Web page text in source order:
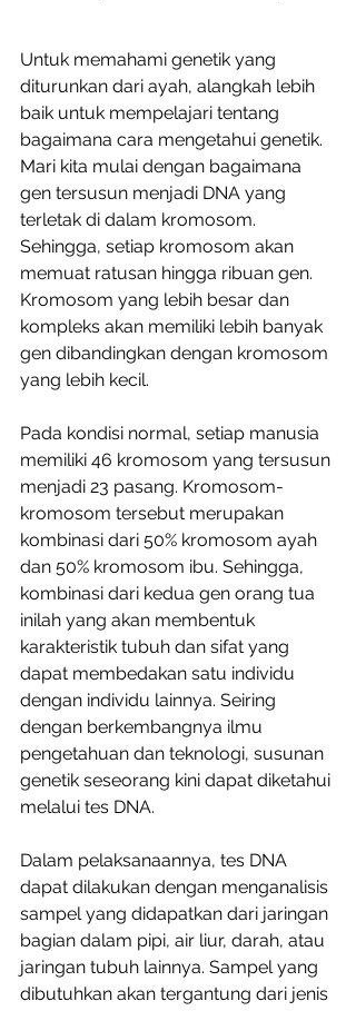
Untuk memahami genetik yang
diturunkan dari ayah, alangkah lebih
baik untuk mempelajari tentang
bagaimana cara mengetahui genetik.
Mari kita mulai dengan bagaimana
gen tersusun menjadi DNA yang
terletak di dalam kromosom.
Sehingga, setiap kromosom akan
memuat ratusan hingga ribuan gen.
Kromosom yang lebih besar dan
kompleks akan memiliki lebih banyak
gen dibandingkan dengan kromosom
yang lebih kecil.
Pada kondisi normal, setiap manusia
memiliki 46 kromosom yang tersusun
menjadi 23 pasang. Kromosom-
kromosom tersebut merupakan
kombinasi dari 50% kromosom ayah
dan 50% kromosom ibu. Sehingga,
kombinasi dari kedua gen orang tua
inilah yang akan membentuk
karakteristik tubuh dan sifat yang
dapat membedakan satu individu
dengan individu lainnya. Seiring
dengan berkembangnya ilmu
pengetahuan dan teknologi, susunan
genetik seseorang kini dapat diketahui
melalui tes DNA.
Dalam pelaksanaannya, tes DNA
dapat dilakukan dengan menganalisis
sampel yang didapatkan dari jaringan
bagian dalam pipi, air liur, darah, atau
jaringan tubuh lainnya. Sampel yang
dibutuhkan akan tergantung dari jenis